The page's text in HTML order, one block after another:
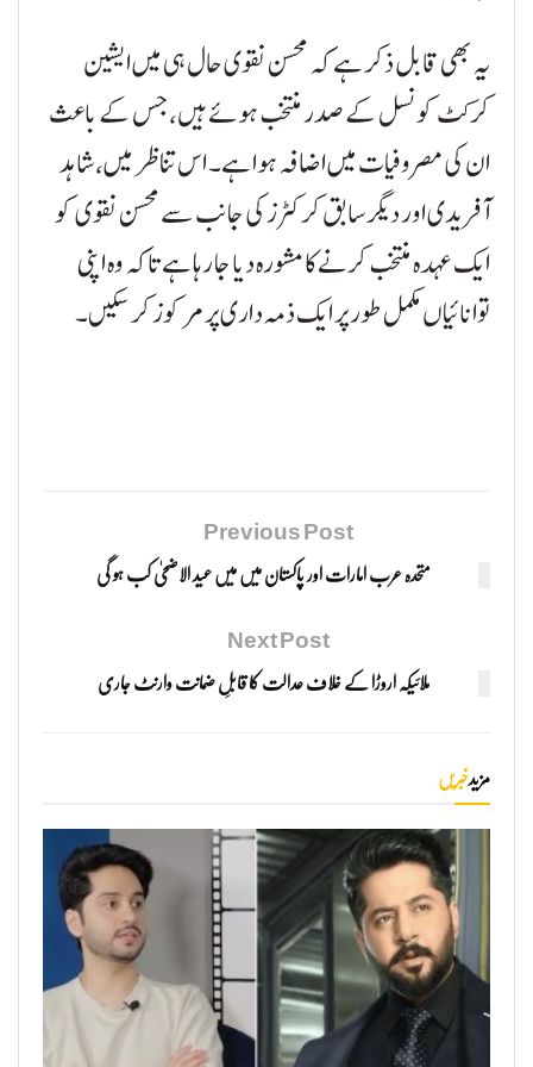
یہ بھی قابل ذکر ہے کہ محسن نقوی حال ہی میں ایشین
کرکٹ کونسل کے صدر منتخب ہوئے ہیں، جس کے باعث
ان کی مصروفیات میں اضافہ ہوا ہے۔اس تناظر میں، شاہد
آفریدی اور دیگر سابق کرکٹرز کی جانب سے محسن نقوی کو
ایک عہدہ منتخب کرنے کا مشورہ دیا جا رہا ہے تاکہ وہ اپنی
توانائیاں مکمل طور پر ایک ذمہ داری پر مرکوز کر سکیں۔
Previous Post
متحدہ عرب امارات اور پاکستان میں میں عید الاضحیٰ کب ہو گی
Next Post
ملائیکہ اروڑا کے خلاف عدالت کا قابلِ ضمانت وارنٹ جاری
مزیدخبریں